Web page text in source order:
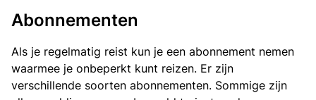
Abonnementen
Als je regelmatig reist kun je een abonnement nemen
waarmee je onbeperkt kunt reizen. Er zijn
verschillende soorten abonnementen. Sommige zijn